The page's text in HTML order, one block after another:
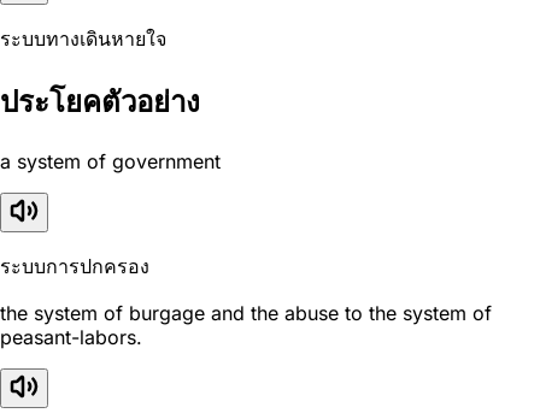
ระบบทางเดินหายใจ
ประโยคตัวอย่าง
a system of government
ระบบการปกครอง
the system of burgage and the abuse to the system of
peasant-labors.